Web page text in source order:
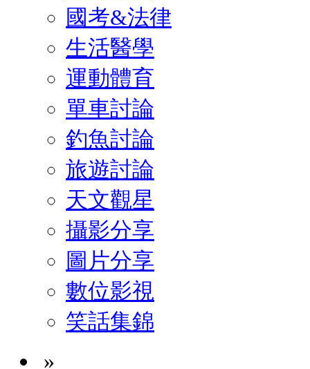
國考&法律
生活醫學
運動體育
單車討論
釣魚討論
旅遊討論
天文觀星
攝影分享
圖片分享
數位影視
笑話集錦
»